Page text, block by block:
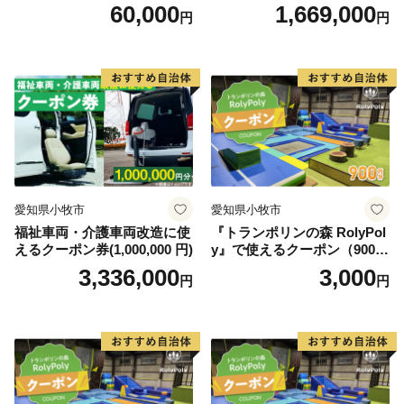
60,000円 1,669,000円
愛知県小牧市
福祉車両・介護車両改造に使
えるクーポン券(1,000,000 円)
3,336,000円
愛知県小牧市
『トランポリンの森 RolyPol
y』で使えるクーポン（900
3,000円